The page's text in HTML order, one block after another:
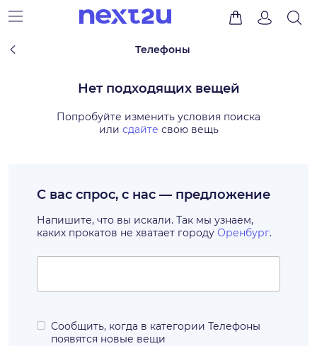
Телефоны
Нет подходящих вещей
Попробуйте изменить условия поиска
или сдайте свою вещь
С вас спрос, с нас — предложение
Напишите, что вы искали. Так мы узнаем,
каких прокатов не хватает городу Оренбург.
Сообщить, когда в категории Телефоны
появятся новые вещи